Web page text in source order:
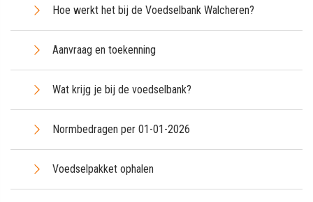
Hoe werkt het bij de Voedselbank Walcheren?
Aanvraag en toekenning
Wat krijg je bij de voedselbank?
Normbedragen per 01-01-2026
Voedselpakket ophalen